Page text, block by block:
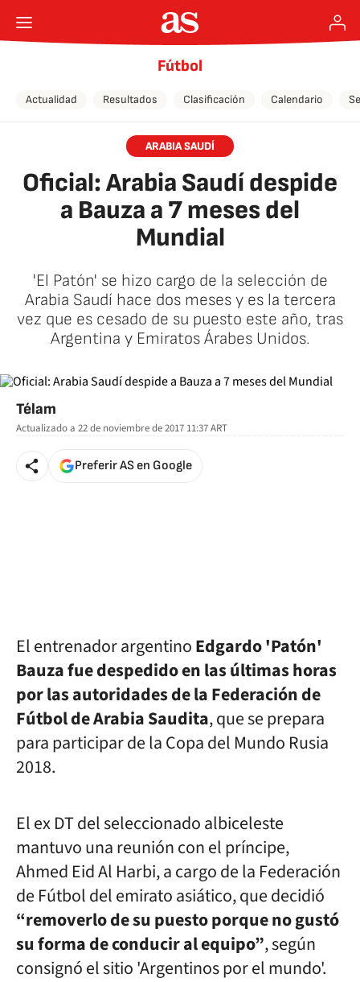
Fútbol
Actualidad Resultados Clasificación Calendario
ARABIA SAUDÍ
Oficial: Arabia Saudí despide
a Bauza a 7 meses del
Mundial
'El Patón' se hizo cargo de la selección de
Arabia Saudí hace dos meses y es la tercera
vez que es cesado de su puesto este año, tras
Argentina y Emiratos Árabes Unidos.
Télam
Actualizado a 22 de noviembre de 2017 11:37ART
Preferir AS en Google
El entrenador argentinoEdgardo 'Patón'
Bauza fue despedido en las últimas horas
por las autoridades de la Federación de
Fútbol de Arabia Saudita, que se prepara
para participar de la Copa del Mundo Rusia
2018.
El ex DT del seleccionado albiceleste
mantuvo una reunión con el príncipe,
Ahmed Eid Al Harbi, a cargo de la Federación
de Fútbol del emirato asiático, que decidió
“removerlo de su puesto porque no gustó
su forma de conducir al equipo”, según
consignó el sitio 'Argentinos por el mundo'.